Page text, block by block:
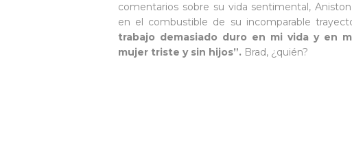
comentarios sobre su vida sentimental,
en el combustible de su incomparable
trabajo demasiado duro en mi vida y en
mujer triste y sin hijos”. Brad, ¿quién?